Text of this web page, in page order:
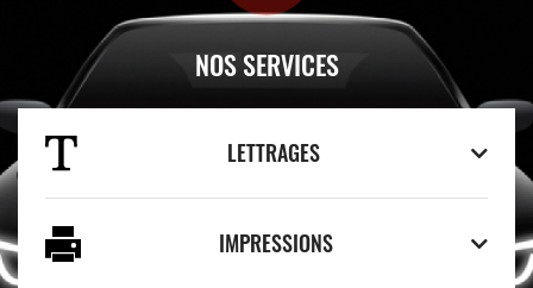
NOS SERVICES
LETTRAGES
IMPRESSIONS